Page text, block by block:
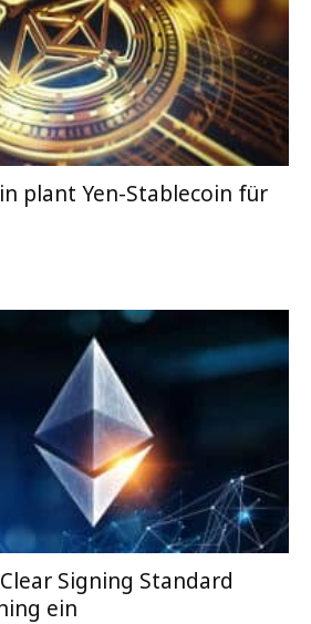
plant Yen-Stablecoin für
Signing Standard
ein